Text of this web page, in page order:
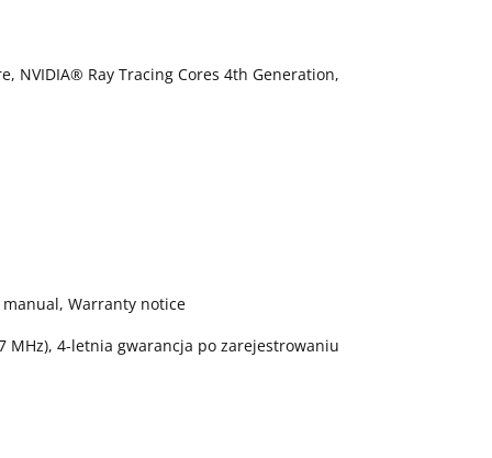
NVIDIA® Ray Tracing Cores 4th Generation,
manual, Warranty notice
MHz), 4-letnia gwarancja po zarejestrowaniu